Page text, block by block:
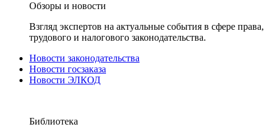
Обзоры и новости
Взгляд экспертов на актуальные события в сфере права,
трудового и налогового законодательства.
Новости законодательства
Новости госзаказа
Новости ЭЛКОД
Библиотека